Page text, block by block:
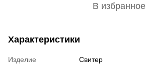
В избранное
Характеристики
Изделие
Свитер